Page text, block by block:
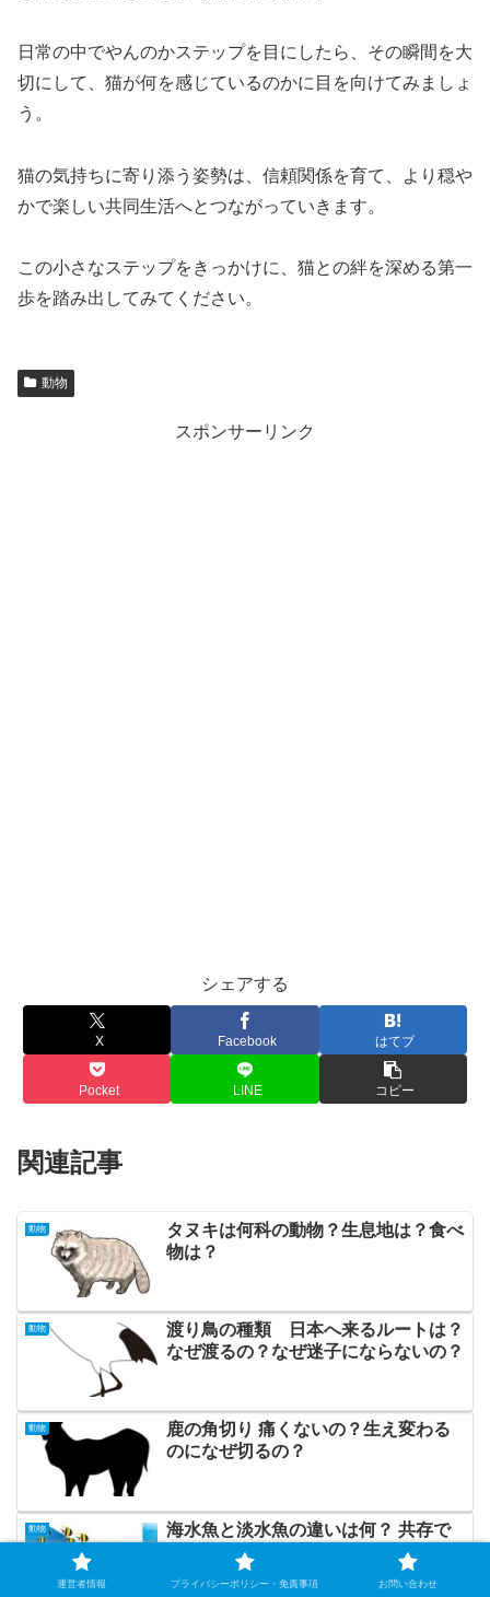
日常の中でやんのかステップを目にしたら、その瞬間を大
切にして、猫が何を感じているのかに目を向けてみましょ
う。
猫の気持ちに寄り添う姿勢は、信頼関係を育て、より穏や
かで楽しい共同生活へとつながっていきます。
この小さなステップをきっかけに、猫との絆を深める第一
歩を踏み出してみてください。
動物
スポンサーリンク
シェアする
X Facebook はてブ
Pocket LINE コピー
関連記事
動物
タヌキは何科の動物？生息地は？食べ
物は？
動物
渡り鳥の種類 日本へ来るルートは？
なぜ渡るの？なぜ迷子にならないの？
動物
鹿の角切り 痛くないの？生え変わる
のになぜ切るの？
動物
海水魚と淡水魚の違いは何？ 共存で
きる方法はないの？
運営者情報 プライバシーポリシー・免責事項 お問い合わせ